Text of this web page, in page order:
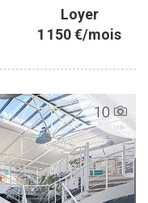
Loyer
1 150 €/mois
10